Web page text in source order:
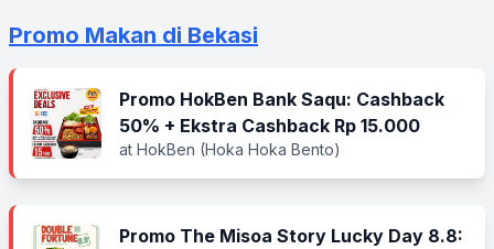
Promo Makan di Bekasi
Promo HokBen Bank Saqu: Cashback
50% + Ekstra Cashback Rp 15.000
at HokBen (Hoka Hoka Bento)
Promo The Misoa Story Lucky Day 8.8: